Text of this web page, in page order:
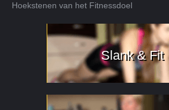
Hoekstenen van het Fitnessdoel
Slank & Fit